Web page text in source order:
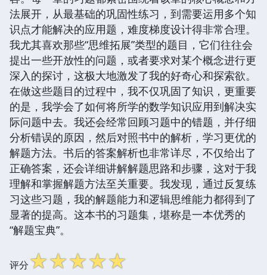
法展开，从最基础的巩固性练习，到需要运用多个知
识点才能解决的应用题，难度梯度设计得非常合理。
我尤其喜欢那些“思维拓展”类型的题目，它们往往会
提出一些开放性的问题，或者要求对某个概念进行更
深入的探讨，这极大地激发了我的好奇心和探索欲。
在做这些题目的过程中，我不仅巩固了知识，更重要
的是，我学会了如何将所学的数学知识应用到解决实
际问题中去。我还会经常回顾习题中的错题，并仔细
分析错误的原因，然后对照书中的解析，学习更优的
解题方法。书后的答案解析也非常详尽，不仅给出了
正确答案，还会详细讲解解题思路和步骤，这对于我
理解和掌握解题方法至关重要。我发现，通过反复练
习这些习题，我的解题能力和逻辑思维能力都得到了
显著的提高。这本书的习题集，堪称是一本优秀的
“解题宝典”。
评分☆☆☆☆☆